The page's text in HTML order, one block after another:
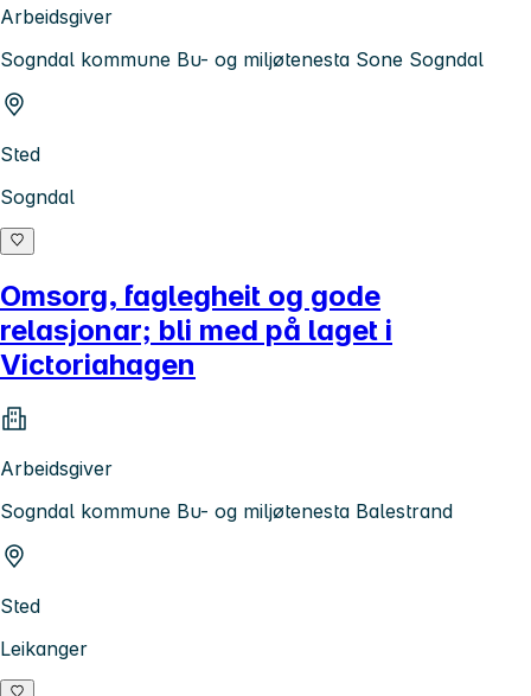
Arbeidsgiver
Sogndal kommune Bu- og miljøtenesta Sone Sogndal
Sted
Sogndal
Omsorg, faglegheit og gode
relasjonar; bli med på laget i
Victoriahagen
Arbeidsgiver
Sogndal kommune Bu- og miljøtenesta Balestrand
Sted
Leikanger